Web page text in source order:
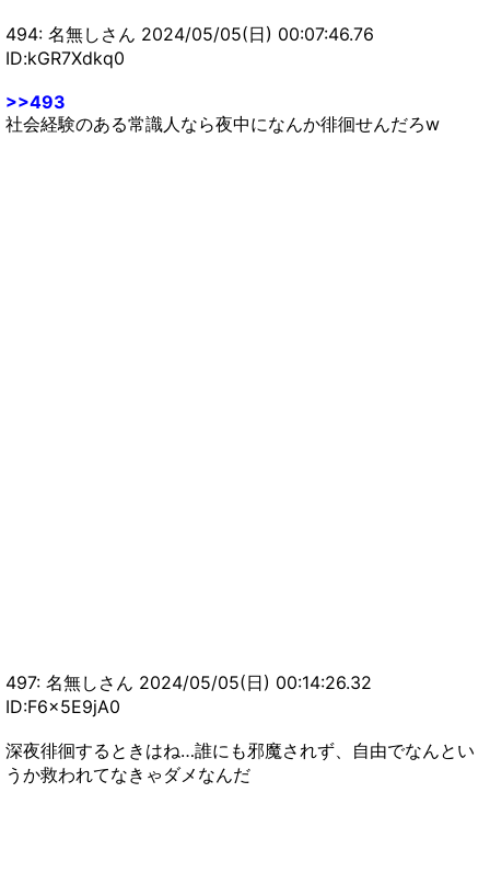
494: 名無しさん 2024/05/05(日) 00:07:46.76
ID:kGR7Xdkq0
>>493
社会経験のある常識人なら夜中になんか徘徊せんだろw
497: 名無しさん 2024/05/05(日) 00:14:26.32
ID:F6x5E9jA0
深夜徘徊するときはね…誰にも邪魔されず、自由でなんとい
うか救われてなきゃダメなんだ